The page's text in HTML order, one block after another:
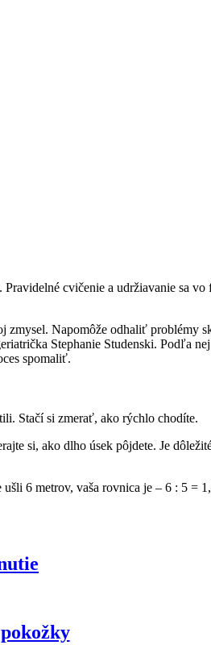
cvičenie a udržiavanie sa vo
zmysel. Napomôže odhaliť problémy
Stephanie Studenski. Podľa nej
spomaliť.
Stačí si zmerať, ako rýchlo chodíte.
si, ako dlho úsek pôjdete. Je
6 metrov, vaša rovnica je – 6 : 5 =